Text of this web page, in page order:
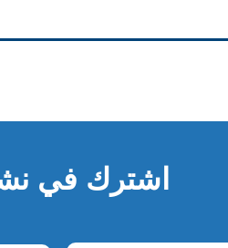
اشترك في